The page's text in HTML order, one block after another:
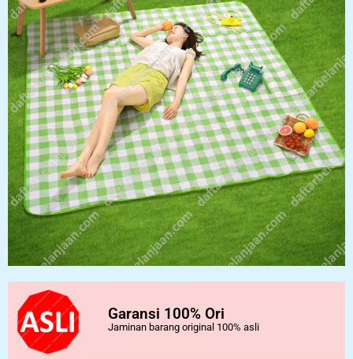
Garansi 100% Ori
Jaminan barang original 100% asli